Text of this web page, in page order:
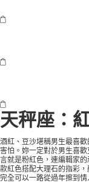
天秤座：
酒紅、豆沙堪稱男生最喜
害怕。妳一定對於男生喜
言就是粉紅色，連編輯家
款紅色搭配大理石的指彩
完全可以一路從過年擦到